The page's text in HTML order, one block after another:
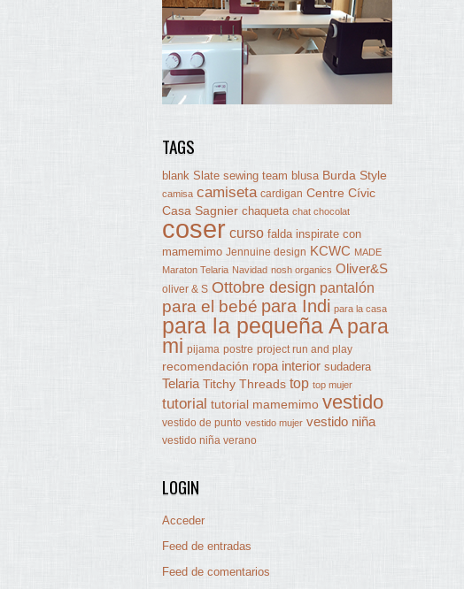
TAGS
blank Slate sewing team blusa Burda Style
camisa camiseta cardigan Centre Cívic
Casa Sagnier chaqueta chat chocolat
coser curso falda inspirate con
mamemimo Jennuine design KCWC MADE
Maraton Telaria Navidad nosh organics Oliver&S
oliver & S Ottobre design pantalón
para el bebé para Indi para la casa
para la pequeña A para
mi pijama postre project run and play
recomendación ropa interior sudadera
Telaria Titchy Threads top top mujer
tutorial tutorial mamemimo vestido
vestido de punto vestido mujer vestido niña
vestido niña verano
LOGIN
Acceder
Feed de entradas
Feed de comentarios